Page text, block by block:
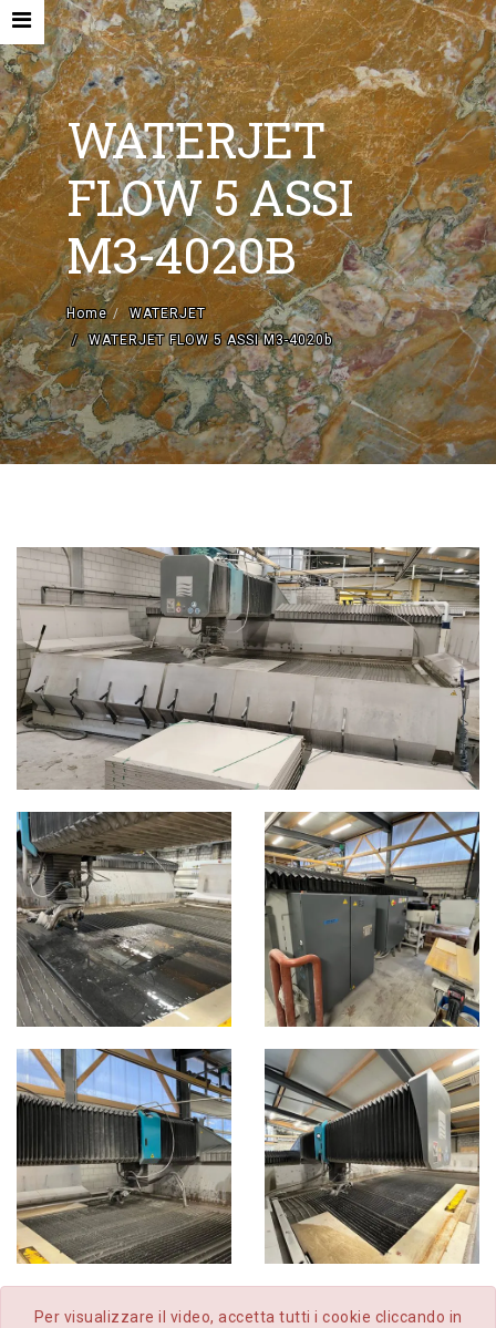
HOME
AZIENDA
MACCHINE NUOVE E ACCESSORI
MACCHINE USATE
CONTATTI
EN
WATERJET
FLOW 5 ASSI
M3-4020B
Home
WATERJET
WATERJET FLOW 5 ASSI M3-4020b
Per visualizzare il video, accetta tutti i cookie cliccando in